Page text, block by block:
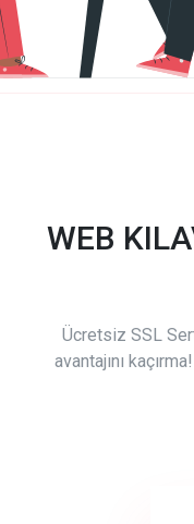
WEB
Ücretsiz SSL
avantajını